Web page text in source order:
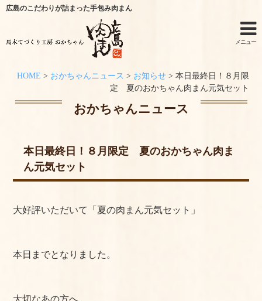
手作りキットのご利用シーン
特定商取引法に関する記述
おかちゃんニュース
広島のこだわりが詰まった手包み肉まん
メニュー
HOME > おかちゃんニュース > お知らせ> 本日最終日！８月限
定 夏のおかちゃん肉まん元気セット
おかちゃんニュース
本日最終日！８月限定 夏のおかちゃん肉ま
ん元気セット
大好評いただいて「夏の肉まん元気セット」
本日までとなりました。
大切なあの方へ、